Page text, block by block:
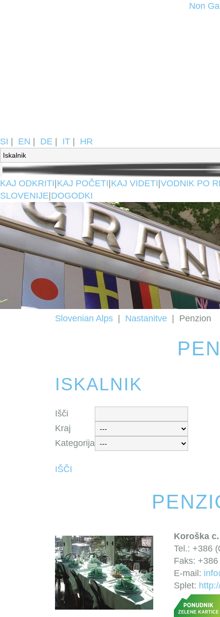
Non
SI EN DE IT HR
KAJ ODKRITI KAJ POČETI KAJ VIDETI VODNIK PO
SLOVENIJE DOGODKI
Slovenian Alps Nastanitve Penzion
ISKALNIK
Išči
Kraj
Kategorija
IŠČI
Koroška
Tel.: +386
Faks:
E-mail:
Splet: